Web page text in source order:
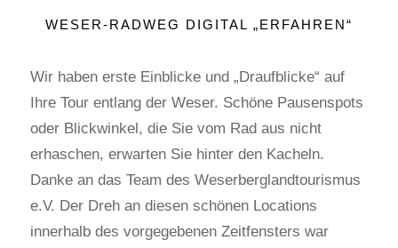
WESER-RADWEG DIGITAL „ERFAHREN“
Wir haben erste Einblicke und „Draufblicke“ auf
Ihre Tour entlang der Weser. Schöne Pausenspots
oder Blickwinkel, die Sie vom Rad aus nicht
erhaschen, erwarten Sie hinter den Kacheln.
Danke an das Team des Weserberglandtourismus
e.V. Der Dreh an diesen schönen Locations
innerhalb des vorgegebenen Zeitfensters war